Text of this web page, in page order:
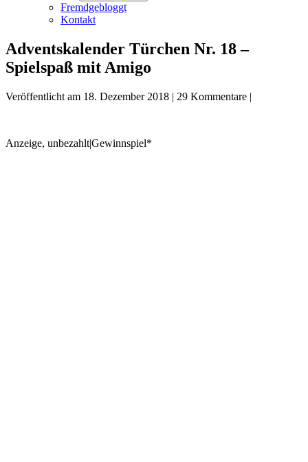
Fremdgebloggt
Kontakt
Adventskalender Türchen Nr. 18 –
Spielspaß mit Amigo
Veröffentlicht am 18. Dezember 2018 | 29 Kommentare |
Anzeige, unbezahlt|Gewinnspiel*